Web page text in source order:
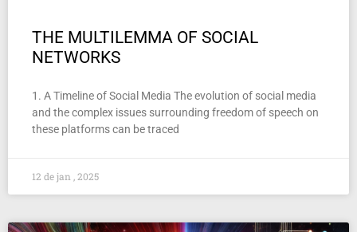
THE MULTILEMMA OF SOCIAL
NETWORKS
1. A Timeline of Social Media The evolution of social media
and the complex issues surrounding freedom of speech on
these platforms can be traced
12 de jan , 2025